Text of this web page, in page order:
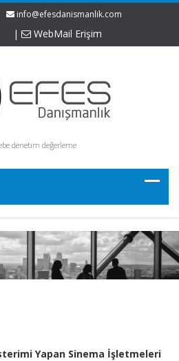
info@efesdanismanlik.com
| WebMail Erişim
denetim değerleme
Yapan Sinema İşletmeleri